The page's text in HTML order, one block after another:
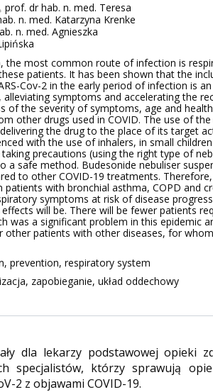
prof. dr hab. n. med. Teresa
n. med. Katarzyna Krenke
n. med. Agnieszka
the most common route of infection is
patients. It has been shown that the
Cov-2 in the early period of infection is
symptoms and accelerating the
of the severity of symptoms, age and
other drugs used in COVID. The use of
the drug to the place of its target
with the use of inhalers, in small
precautions (using the right type of
a safe method. Budesonide nebuliser
to other COVID-19 treatments.
with bronchial asthma, COPD and
symptoms at risk of disease
will be. There will be fewer patients
was a significant problem in this epidemic
patients with other diseases, for
prevention, respiratory system
zapobieganie, układ oddechowy
dla lekarzy podstawowej opieki
specjalistów, którzy sprawują
2 z objawami COVID-19.